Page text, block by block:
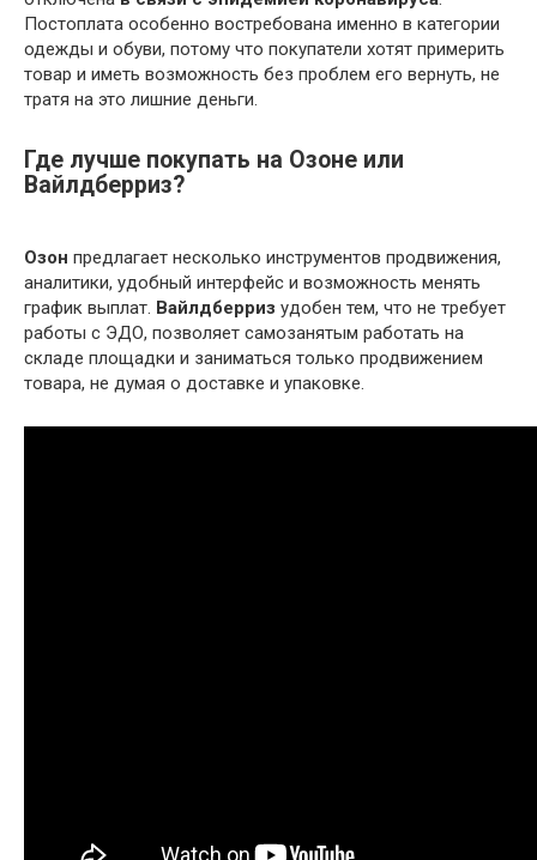
Постоплата особенно востребована именно в категории
одежды и обуви, потому что покупатели хотят примерить
товар и иметь возможность без проблем его вернуть, не
тратя на это лишние деньги.
Где лучше покупать на Озоне или
Вайлдберриз?
Озон предлагает несколько инструментов продвижения,
аналитики, удобный интерфейс и возможность менять
график выплат. Вайлдберриз удобен тем, что не требует
работы с ЭДО, позволяет самозанятым работать на
складе площадки и заниматься только продвижением
товара, не думая о доставке и упаковке.